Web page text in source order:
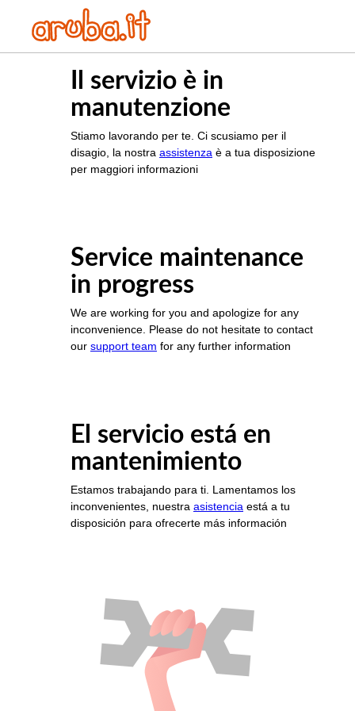
Il servizio è in
manutenzione
Stiamo lavorando per te. Ci scusiamo per il
disagio, la nostra assistenza è a tua disposizione
per maggiori informazioni
Service maintenance
in progress
We are working for you and apologize for any
inconvenience. Please do not hesitate to contact
our support team for any further information
El servicio está en
mantenimiento
Estamos trabajando para ti. Lamentamos los
inconvenientes, nuestra asistencia está a tu
disposición para ofrecerte más información